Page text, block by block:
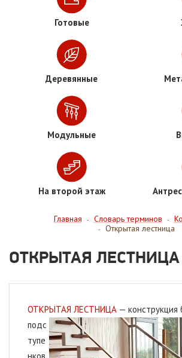
Готовые
Деревянные
Модульные
На второй этаж
Главная - Словарь терминов -
- Открытая лестница
ОТКРЫТАЯ ЛЕСТНИЦА
ОТКРЫТАЯ ЛЕСТНИЦА — конструкция
подс
тупе